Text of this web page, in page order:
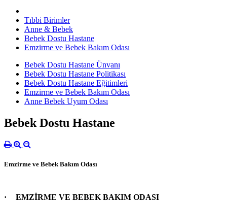
Tıbbi Birimler
Anne & Bebek
Bebek Dostu Hastane
Emzirme ve Bebek Bakım Odası
Bebek Dostu Hastane Ünvanı
Bebek Dostu Hastane Politikası
Bebek Dostu Hastane Eğitimleri
Emzirme ve Bebek Bakım Odası
Anne Bebek Uyum Odası
Bebek Dostu Hastane
Emzirme ve Bebek Bakım Odası
·
EMZİRME VE BEBEK BAKIM ODASI